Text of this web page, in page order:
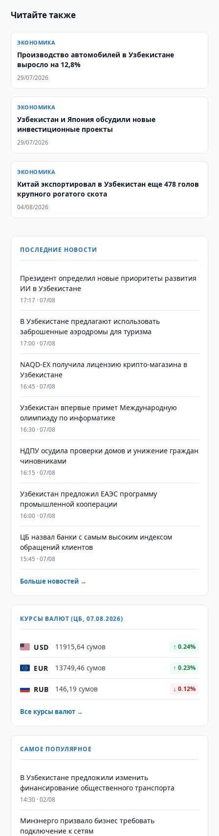
Читайте также
ЭКОНОМИКА
Производство автомобилей в Узбекистане
выросло на 12,8%
29/07/2026
ЭКОНОМИКА
Узбекистан и Япония обсудили новые
инвестиционные проекты
29/07/2026
ЭКОНОМИКА
Китай экспортировал в Узбекистан еще 478 голов
крупного рогатого скота
04/08/2026
ПОСЛЕДНИЕ НОВОСТИ
Президент определил новые приоритеты развития
ИИ в Узбекистане
17:17 · 07/08
В Узбекистане предлагают использовать
заброшенные аэродромы для туризма
17:00 · 07/08
NAQD-EX получила лицензию крипто-магазина в
Узбекистане
16:45 · 07/08
Узбекистан впервые примет Международную
олимпиаду по информатике
16:30 · 07/08
НДПУ осудила проверки домов и унижение граждан
чиновниками
16:15 · 07/08
Узбекистан предложил ЕАЭС программу
промышленной кооперации
16:00 · 07/08
ЦБ назвал банки с самым высоким индексом
обращений клиентов
15:45 · 07/08
Больше новостей →
КУРСЫ ВАЛЮТ (ЦБ, 07.08.2026)
USD 11915,64 сумов ↑ 0.24%
EUR 13749,46 сумов ↑ 0.23%
RUB 146,19 сумов ↓ 0.12%
Все курсы валют →
САМОЕ ПОПУЛЯРНОЕ
В Узбекистане предложили изменить
финансирование общественного транспорта
14:30 · 02/08
Минэнерго призвало бизнес требовать
подключение к сетям